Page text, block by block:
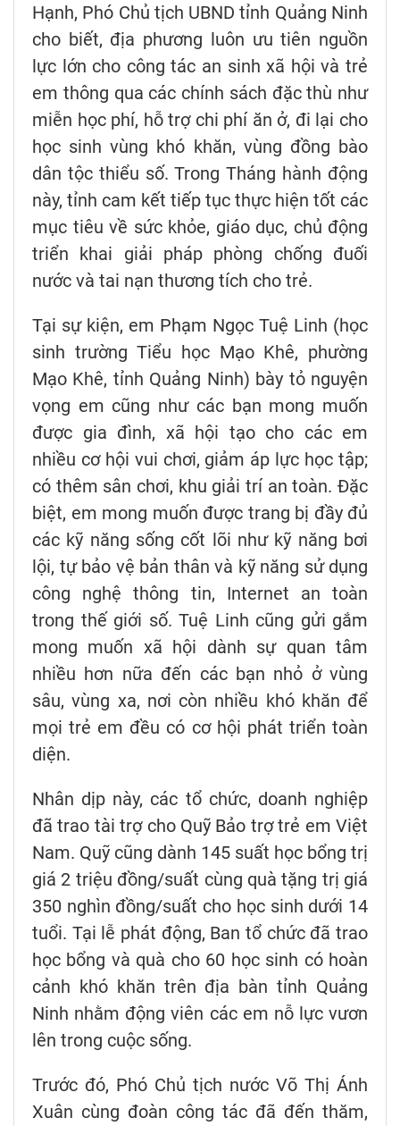
Hạnh, Phó Chủ tịch UBND tỉnh Quảng Ninh
cho biết, địa phương luôn ưu tiên nguồn
lực lớn cho công tác an sinh xã hội và trẻ
em thông qua các chính sách đặc thù như
miễn học phí, hỗ trợ chi phí ăn ở, đi lại cho
học sinh vùng khó khăn, vùng đồng bào
dân tộc thiểu số. Trong Tháng hành động
này, tỉnh cam kết tiếp tục thực hiện tốt các
mục tiêu về sức khỏe, giáo dục, chủ động
triển khai giải pháp phòng chống đuối
nước và tai nạn thương tích cho trẻ.
Tại sự kiện, em Phạm Ngọc Tuệ Linh (học
sinh trường Tiểu học Mạo Khê, phường
Mạo Khê, tỉnh Quảng Ninh) bày tỏ nguyện
vọng em cũng như các bạn mong muốn
được gia đình, xã hội tạo cho các em
nhiều cơ hội vui chơi, giảm áp lực học tập;
có thêm sân chơi, khu giải trí an toàn. Đặc
biệt, em mong muốn được trang bị đầy đủ
các kỹ năng sống cốt lõi như kỹ năng bơi
lội, tự bảo vệ bản thân và kỹ năng sử dụng
công nghệ thông tin, Internet an toàn
trong thế giới số. Tuệ Linh cũng gửi gắm
mong muốn xã hội dành sự quan tâm
nhiều hơn nữa đến các bạn nhỏ ở vùng
sâu, vùng xa, nơi còn nhiều khó khăn để
mọi trẻ em đều có cơ hội phát triển toàn
diện.
Nhân dịp này, các tổ chức, doanh nghiệp
đã trao tài trợ cho Quỹ Bảo trợ trẻ em Việt
Nam. Quỹ cũng dành 145 suất học bổng trị
giá 2 triệu đồng/suất cùng quà tặng trị giá
350 nghìn đồng/suất cho học sinh dưới 14
tuổi. Tại lễ phát động, Ban tổ chức đã trao
học bổng và quà cho 60 học sinh có hoàn
cảnh khó khăn trên địa bàn tỉnh Quảng
Ninh nhằm động viên các em nỗ lực vươn
lên trong cuộc sống.
Trước đó, Phó Chủ tịch nước Võ Thị Ánh
Xuân cùng đoàn công tác đã đến thăm,